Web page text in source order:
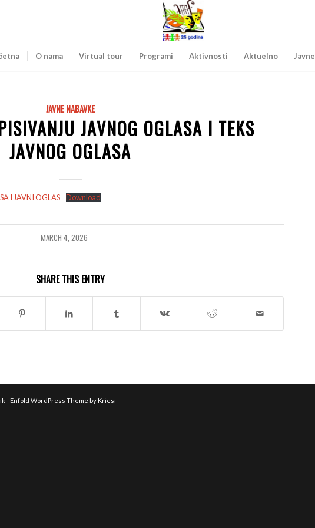
O nama Virtual tour Programi Aktivnosti Aktuelno
JAVNE NABAVKE
JAVNOG OGLASA I TEKS
JAVNOG OGLASA
I JAVNI OGLAS Download
MARCH 4, 2026
/
SHARE THIS ENTRY
- Enfold WordPress Theme by Kriesi